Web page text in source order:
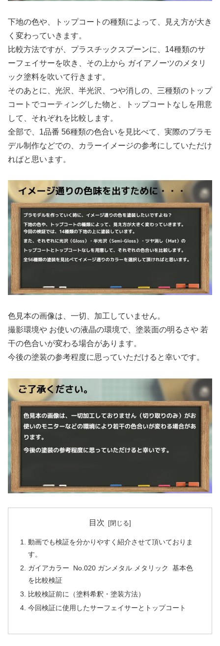
下地の色や、トップコートの種類によって、見え方が大き
く変わっていきます。
比較方法ですが、プラスチックスプーンに、14種類のサ
ーフェイサーを吹き、その上から ガイアノーツのメタリ
ック塗料を吹いて行きます。
そのあとに、光沢、半光沢、つや消しの、三種類のトップ
コートでコーティングした物と、トップコートなしを用意
して、それぞれを比較します。
全部で、1品番 56種類の色合いを見比べて、実際のプラモ
デル制作などでの、カラーイメージの参考にしていただけ
ればと思います。
色見本の画像は、一切、加工していません。
撮影環境や お使いの液晶の環境で、塗装面の明るさや 若
干の色合いが変わる場合があります。
今後の塗装の参考程度に思っていただけると幸いです。
目次
動画でも検証を分かりやすく紹介させて頂いておりま
す。
ガイアカラー No.020 ガンメタル メタリック 基本色
を比較検証
比較検証前に（塗料希釈・塗装方法）
今回検証に使用したサーフェイサーとトップコート